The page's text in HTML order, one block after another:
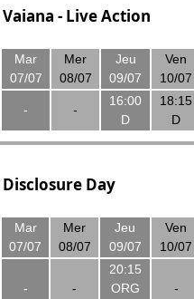
Vaiana - Live Action
Mar
07/07
Mer
08/07
Jeu
09/07
Ven
10/07
- -
16:00
D
18:15
D
Disclosure Day
Mar
07/07
Mer
08/07
Jeu
09/07
Ven
10/07
- -
20:15
ORG
-